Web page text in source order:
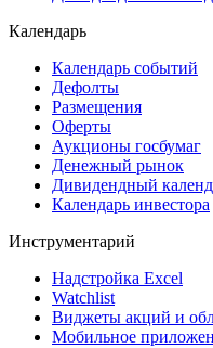
Календарь
Календарь событий
Дефолты
Размещения
Оферты
Аукционы госбумаг
Денежный рынок
Дивидендный
Календарь инвестора
Инструментарий
Надстройка Excel
Watchlist
Виджеты акций и
Мобильное